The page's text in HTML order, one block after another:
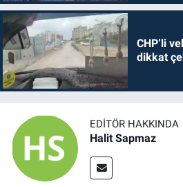
CHP’li
dikkat
EDITÖR HAKKINDA
Halit Sapmaz